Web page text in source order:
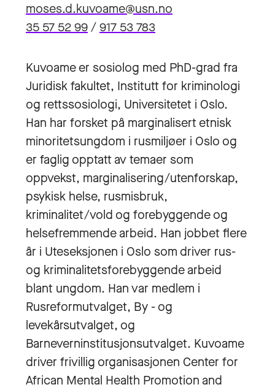
moses.d.kuvoame@usn.no
35 57 52 99/917 53 783
Kuvoame er sosiolog med PhD-grad fra
Juridisk fakultet, Institutt for kriminologi
og rettssosiologi, Universitetet i Oslo.
Han har forsket på marginalisert etnisk
minoritetsungdom i rusmiljøer i Oslo og
er faglig opptatt av temaer som
oppvekst, marginalisering/utenforskap,
psykisk helse, rusmisbruk,
kriminalitet/vold og forebyggende og
helsefremmende arbeid. Han jobbet flere
år i Uteseksjonen i Oslo som driver rus-
og kriminalitetsforebyggende arbeid
blant ungdom. Han var medlem i
Rusreformutvalget, By - og
levekårsutvalget, og
Barneverninstitusjonsutvalget. Kuvoame
driver frivillig organisasjonen Center for
African Mental Health Promotion and